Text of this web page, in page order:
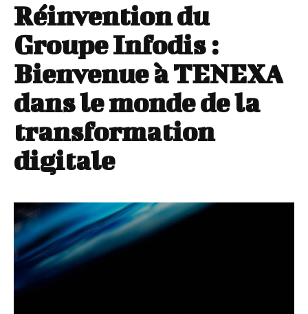
Réinvention du
Groupe Infodis :
Bienvenue à TENEXA
dans le monde de la
transformation
digitale